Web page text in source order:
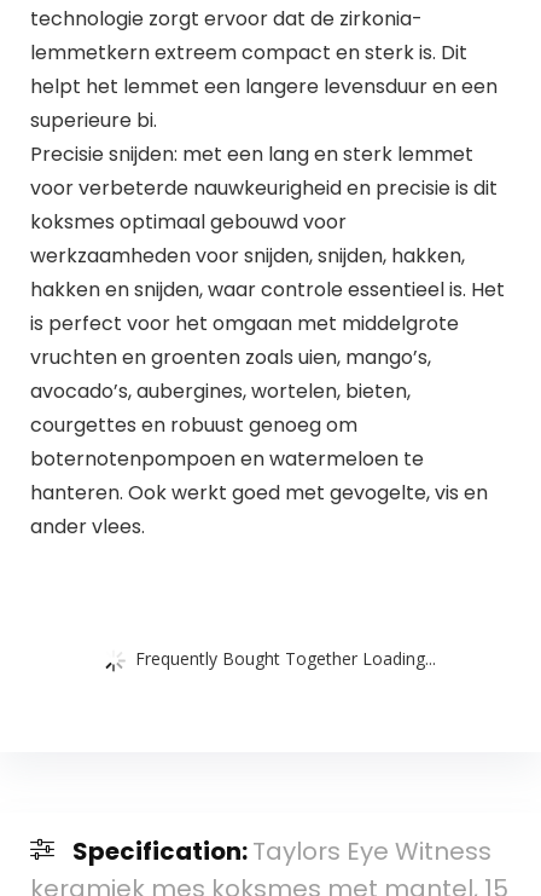
technologie zorgt ervoor dat de zirkonia-
lemmetkern extreem compact en sterk is. Dit
helpt het lemmet een langere levensduur en een
superieure bi.
Precisie snijden: met een lang en sterk lemmet
voor verbeterde nauwkeurigheid en precisie is dit
koksmes optimaal gebouwd voor
werkzaamheden voor snijden, snijden, hakken,
hakken en snijden, waar controle essentieel is. Het
is perfect voor het omgaan met middelgrote
vruchten en groenten zoals uien, mango’s,
avocado’s, aubergines, wortelen, bieten,
courgettes en robuust genoeg om
boternotenpompoen en watermeloen te
hanteren. Ook werkt goed met gevogelte, vis en
ander vlees.
Frequently Bought Together Loading...
Specification:Taylors Eye Witness
keramiek mes koksmes met mantel, 15